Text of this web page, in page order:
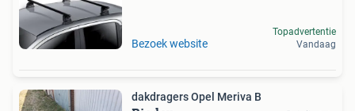
Bezoek website
Topadvertentie
Vandaag
dakdragers Opel Meriva B